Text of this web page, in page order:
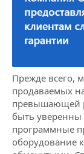
Прежде всего,
продаваемых
превышающей
быть уверенны
программные
оборудование